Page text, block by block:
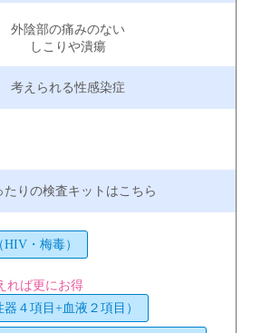
外陰部の痛みのない
しこりや潰瘍
・梅毒）
れば更にお得
器４項目+血液２項目）